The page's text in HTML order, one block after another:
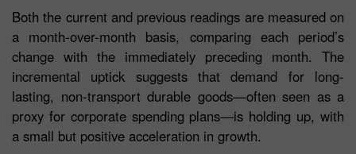
Both the current and previous readings are measured on
a month-over-month basis, comparing each period’s
change with the immediately preceding month. The
incremental uptick suggests that demand for long-
lasting, non-transport durable goods—often seen as a
proxy for corporate spending plans—is holding up, with
a small but positive acceleration in growth.